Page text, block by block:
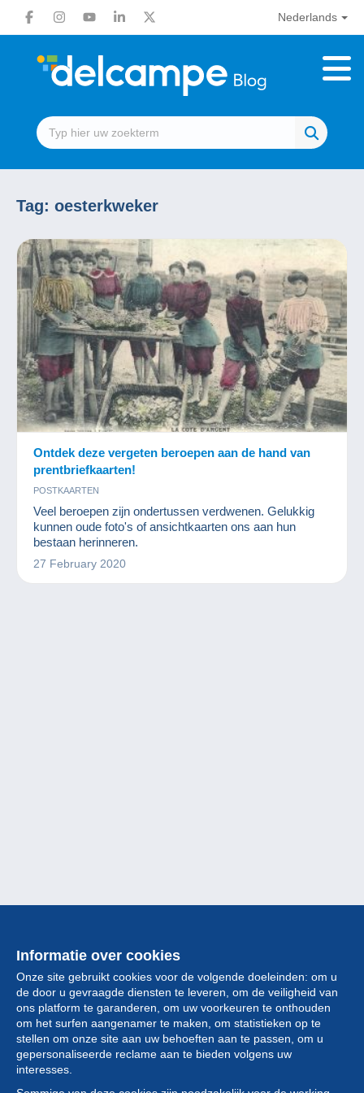
Nederlands
Tag: oesterkweker
Ontdek deze vergeten beroepen aan de hand van
prentbriefkaarten!
POSTKAARTEN
Veel beroepen zijn ondertussen verdwenen. Gelukkig
kunnen oude foto's of ansichtkaarten ons aan hun
bestaan herinneren.
27 February 2020
Informatie over cookies
Onze site gebruikt cookies voor de volgende doeleinden: om u
de door u gevraagde diensten te leveren, om de veiligheid van
ons platform te garanderen, om uw voorkeuren te onthouden
om het surfen aangenamer te maken, om statistieken op te
stellen om onze site aan uw behoeften aan te passen, om u
gepersonaliseerde reclame aan te bieden volgens uw
interesses.
Collectie